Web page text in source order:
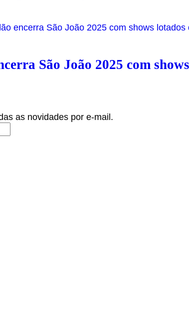
São João 2025 com
as novidades por e-mail.